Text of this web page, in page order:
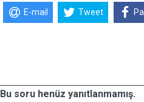
E-mail Tweet
Bu soru henüz yanıtlanmamış.